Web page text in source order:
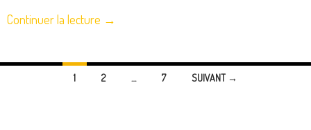
Continuer la lecture →
1 2 … 7 SUIVANT →